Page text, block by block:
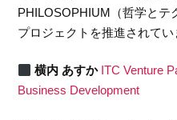
PHILOSOPHIUM（哲学とテ
プロジェクトを推進されてい
横内 あすか ITC Venture
Business Development